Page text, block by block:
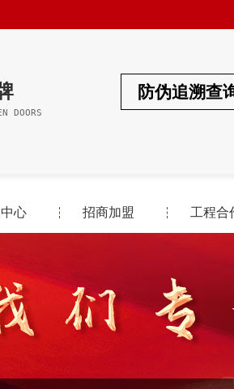
DOORS
防伪追溯查
心 招商加盟 工程合